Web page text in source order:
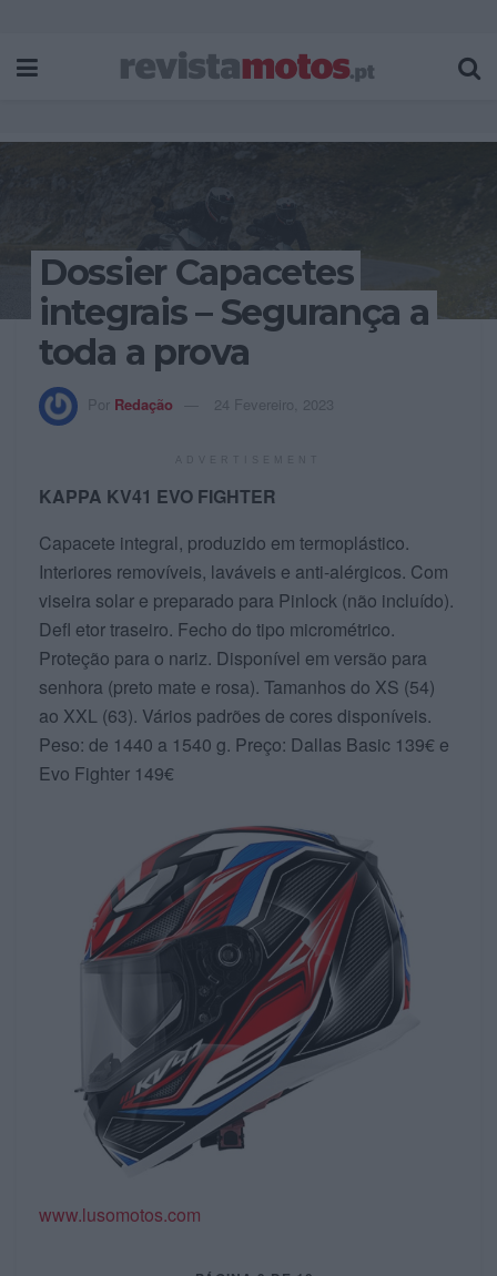
Dossier Capacetes
integrais – Segurança a
toda a prova
Por Redação 24 Fevereiro, 2023
KAPPA KV41 EVO FIGHTER
Capacete integral, produzido em termoplástico.
Interiores removíveis, laváveis e anti-alérgicos. Com
viseira solar e preparado para Pinlock (não incluído).
Defl etor traseiro. Fecho do tipo micrométrico.
Proteção para o nariz. Disponível em versão para
senhora (preto mate e rosa). Tamanhos do XS (54)
ao XXL (63). Vários padrões de cores disponíveis.
Peso: de 1440 a 1540 g. Preço: Dallas Basic 139€ e
Evo Fighter 149€
www.lusomotos.com